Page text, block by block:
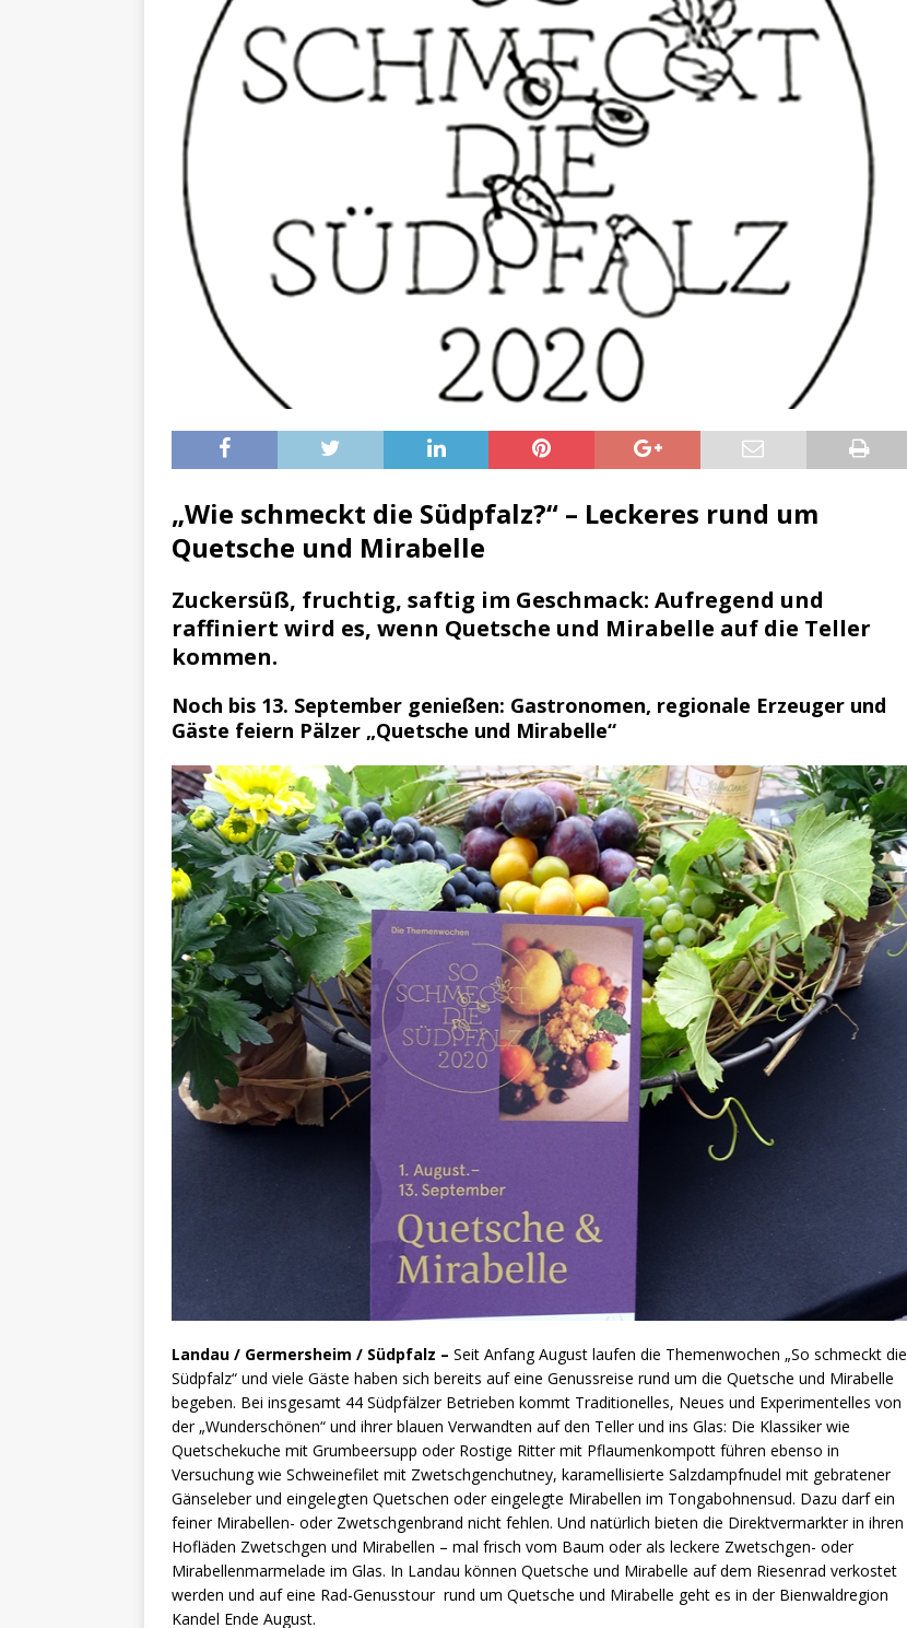
Personensuche / Vermisste Person
BLAULICHTMELDUNGEN
[ 31. Oktober 2023 ]
Eilmeldung Polizei
BLAULICHTMELDUNGEN
[ 19. Oktober 2023 ] Öffentlichkeitsfahndung
BLAULICHTMELDUNGEN
Natur/Umwelt – Militärischer Übungsplatz Dudenhofen / Speyer
UMWELT
Radio Regenbogen spendet 10.000.- € an „Kinder unterm Regenbogen“
BADEN-WÜRTTEMBERG
[ 6. Mai 2025 ]
Radarfallen / Blitzer / Geschwindigkeitsmessung für die KW 19 (05.05. –
Deutsche Equipe gewinnt vor der Schweiz den Longines EEF Nations Cup im
BADEN-WÜRTTEMBERG
[ 4. Mai 2025 ]
Veranstaltung / Speyer
[ 20. März 2024 ] Personensuche / Vermisst BLAULICHTMELDUNGEN
„Wie schmeckt die Südpfalz?“ – Leckeres rund um
Quetsche und Mirabelle
Zuckersüß, fruchtig, saftig im Geschmack: Aufregend und
raffiniert wird es, wenn Quetsche und Mirabelle auf die Teller
kommen.
Noch bis 13. September genießen: Gastronomen, regionale Erzeuger und
Gäste feiern Pälzer „Quetsche und Mirabelle“
Landau / Germersheim / Südpfalz – Seit Anfang August laufen die Themenwochen „So schmeckt die
Südpfalz“ und viele Gäste haben sich bereits auf eine Genussreise rund um die Quetsche und Mirabelle
begeben. Bei insgesamt 44 Südpfälzer Betrieben kommt Traditionelles, Neues und Experimentelles von
der „Wunderschönen“ und ihrer blauen Verwandten auf den Teller und ins Glas: Die Klassiker wie
Quetschekuche mit Grumbeersupp oder Rostige Ritter mit Pflaumenkompott führen ebenso in
Versuchung wie Schweinefilet mit Zwetschgenchutney, karamellisierte Salzdampfnudel mit gebratener
Gänseleber und eingelegten Quetschen oder eingelegte Mirabellen im Tongabohnensud. Dazu darf ein
feiner Mirabellen- oder Zwetschgenbrand nicht fehlen. Und natürlich bieten die Direktvermarkter in ihren
Hofläden Zwetschgen und Mirabellen – mal frisch vom Baum oder als leckere Zwetschgen- oder
Mirabellenmarmelade im Glas. In Landau können Quetsche und Mirabelle auf dem Riesenrad verkostet
werden und auf eine Rad-Genusstour rund um Quetsche und Mirabelle geht es in der Bienwaldregion
Kandel Ende August.